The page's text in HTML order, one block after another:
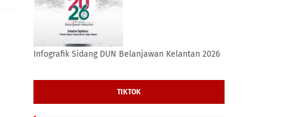
Infografik Sidang DUN Belanjawan Kelantan 2026
TIKTOK